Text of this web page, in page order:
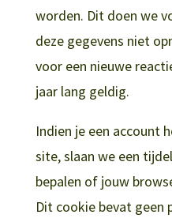
worden. Dit doen we
deze gegevens niet
voor een nieuwe
jaar lang geldig.
Indien je een account
site, slaan we een
bepalen of jouw
Dit cookie bevat geen